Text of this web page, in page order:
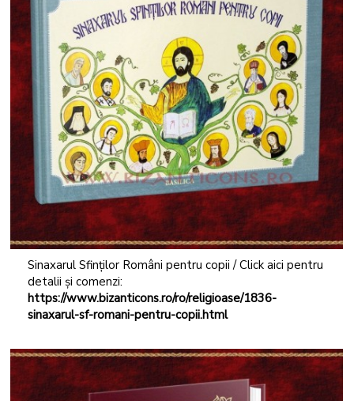
Sinaxarul Sfinților Români pentru copii / Click aici pentru
detalii și comenzi:
https://www.bizanticons.ro/ro/religioase/1836-
sinaxarul-sf-romani-pentru-copii.html